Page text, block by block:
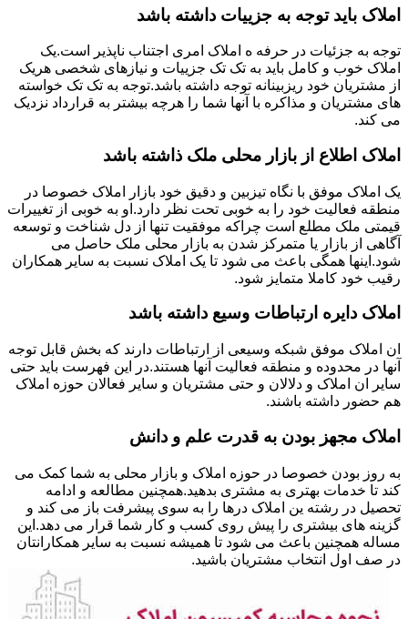
املاک باید توجه به جزییات داشته باشد
توجه به جزئیات در حرفه ه املاک امری اجتناب ناپذیر است.یک
املاک خوب و کامل باید به تک تک جزییات و نیازهای شخصی هریک
از مشتریان خود ریزبینانه توجه داشته باشد.توجه به تک تک خواسته
های مشتریان و مذاکره با آنها شما را هرچه بیشتر به قرارداد نزدیک
می کند.
املاک اطلاع از بازار محلی ملک ذاشته باشد
یک املاک موفق با نگاه تیزبین و دقیق خود بازار املاک خصوصا در
منطقه فعالیت خود را به خوبی تحت نظر دارد.او به خوبی از تغییرات
قیمتی ملک مطلع است چراکه موفقیت تنها از دل شناخت و توسعه
آگاهی از بازار یا متمرکز شدن به بازار محلی ملک حاصل می
شود.اینها همگی باعث می شود تا یک املاک نسبت به سایر همکاران
رقیب خود کاملا متمایز شود.
املاک دایره ارتباطات وسیع داشته باشد
ان املاک موفق شبکه وسیعی از ارتباطات دارند که بخش قابل توجه
آنها در محدوده و منطقه فعالیت آنها هستند.در این فهرست باید حتی
سایر ان املاک و دلالان و حتی مشتریان و سایر فعالان حوزه املاک
هم حضور داشته باشند.
املاک مجهز بودن به قدرت علم و دانش
به روز بودن خصوصا در حوزه املاک و بازار محلی به شما کمک می
کند تا خدمات بهتری به مشتری بدهید.همچنین مطالعه و ادامه
تحصیل در رشته ین املاک درها را به سوی پیشرفت باز می کند و
گزینه های بیشتری را پیش روی کسب و کار شما قرار می دهد.این
مساله همچنین باعث می شود تا همیشه نسبت به سایر همکارانتان
در صف اول انتخاب مشتریان باشید.